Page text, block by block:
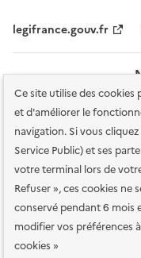
Ce site utilise des
et d'améliorer le
navigation. Si vous
Service Public) et ses
votre terminal lors de
Refuser », ces cookies ne
conservé pendant 6 mois
modifier vos préférences
cookies »
legifrance.gouv.fr
Plan du site Accessibilité :
services en ligne Mentions
Conditions générales